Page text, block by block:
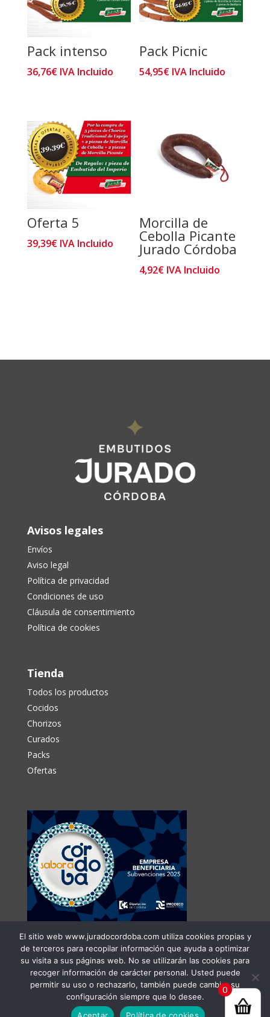
Pack intenso
36,76€ IVA Incluido
Pack Picnic
54,95€ IVA Incluido
Oferta 5
39,39€ IVA Incluido
Morcilla de
Cebolla Picante
Jurado Córdoba
4,92€ IVA Incluido
Avisos legales
Envíos
Aviso legal
Política de privacidad
Condiciones de uso
Cláusula de consentimiento
Política de cookies
Tienda
Todos los productos
Cocidos
Chorizos
Curados
Packs
Ofertas
0
El sitio web www.juradocordoba.com utiliza cookies propias y
de terceros para recopilar información que ayuda a optimizar
su visita a sus páginas web. No se utilizarán las cookies para
recoger información de carácter personal. Usted puede
permitir su uso o rechazarlo, también puede cambiar su
configuración siempre que lo desee.
Aceptar
Política de cookies